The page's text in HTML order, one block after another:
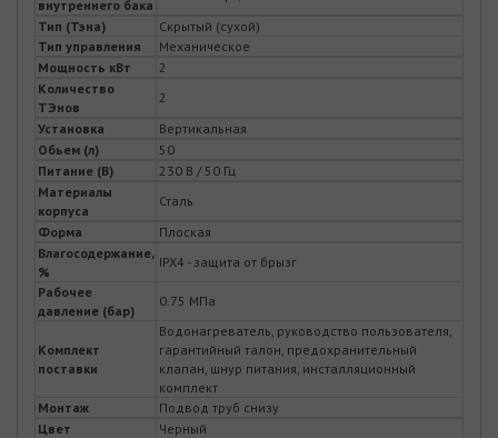
внутреннего бака
Тип (Тэна)
Скрытый (сухой)
Тип управления
Механическое
Мощность кВт
2
Количество
ТЭнов
2
Установка
Вертикальная
Обьем (л)
50
Питание (В)
230 В / 50 Гц
Материалы
корпуса
Сталь
Форма
Плоская
Влагосодержание,
%
IPX4 - защита от брызг
Рабочее
давление (бар)
0.75 МПа
Комплект
поставки
Водонагреватель, руководство пользователя,
гарантийный талон, предохранительный
клапан, шнур питания, инсталляционный
комплект
Монтаж
Подвод труб снизу
Цвет
Черный